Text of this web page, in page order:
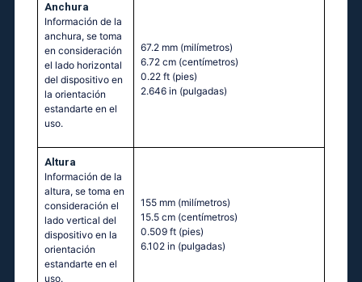
Anchura
Información de la
anchura, se toma
en consideración
el lado horizontal
del dispositivo en
la orientación
estandarte en el
uso.
67.2 mm (milímetros)
6.72 cm (centímetros)
0.22 ft (pies)
2.646 in (pulgadas)
Altura
Información de la
altura, se toma en
consideración el
lado vertical del
dispositivo en la
orientación
estandarte en el
uso.
155 mm (milímetros)
15.5 cm (centímetros)
0.509 ft (pies)
6.102 in (pulgadas)